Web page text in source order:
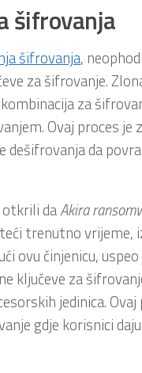
šifrovanja
šifrovanja,
za šifrovanje.
za
Ovaj proces je
dešifrovanja da
daAkira
trenutno vrijeme,
ovu činjenicu,
ključeve za
jedinica.
gdje korisnici